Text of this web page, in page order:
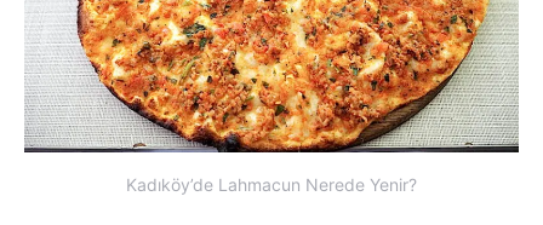
Kadıköy’de Lahmacun Nerede Yenir?